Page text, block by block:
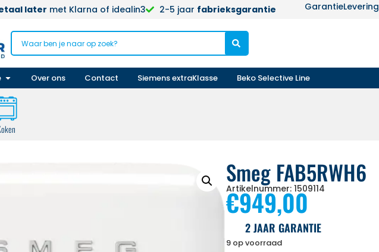
later met Klarna of idealin3 2-5 jaar fabrieksgarantie GarantieLevering
Over ons Contact Siemens extraKlasse Beko Selective Line
Smeg FAB5RWH6
Artikelnummer: 1509114
€949,00
2 JAAR GARANTIE
9 op voorraad